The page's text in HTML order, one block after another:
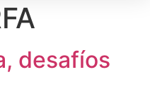
desafíos